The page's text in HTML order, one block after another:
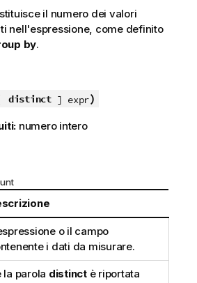
il numero dei valori
nell'espressione, come definito
by.
distinct] expr)
numero intero
o il campo
i dati da misurare.
la parola distinctè riportata